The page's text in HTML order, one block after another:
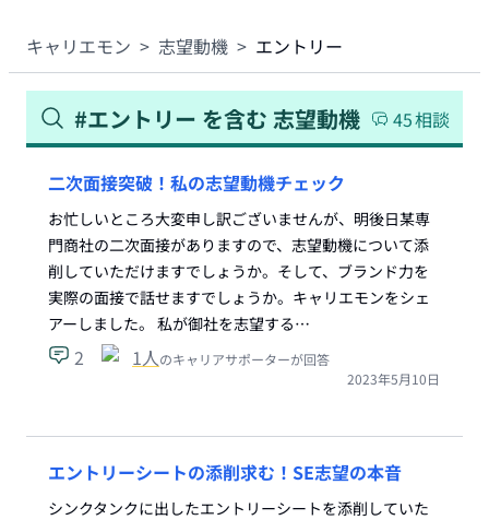
キャリエモン > 志望動機 > エントリー
#エントリー を含む 志望動機 45相談
二次面接突破！私の志望動機チェック
お忙しいところ大変申し訳ございませんが、明後日某専
門商社の二次面接がありますので、志望動機について添
削していただけますでしょうか。そして、ブランド力を
実際の面接で話せますでしょうか。キャリエモンをシェ
アーしました。 私が御社を志望する…
2 1人のキャリアサポーターが回答
2023年5月10日
エントリーシートの添削求む！SE志望の本音
シンクタンクに出したエントリーシートを添削していた